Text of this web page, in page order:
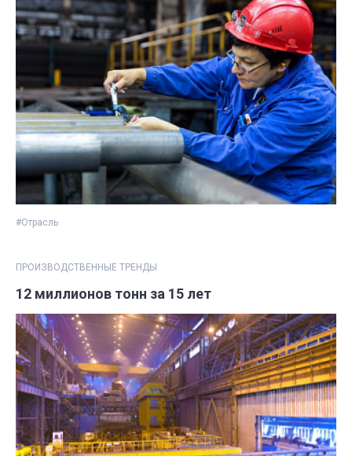
#Отрасль
ПРОИЗВОДСТВЕННЫЕ ТРЕНДЫ
12 миллионов тонн за 15 лет